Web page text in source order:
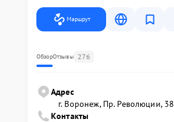
Маршрут
ОбзорОтзывы 276
Адрес
г. Воронеж, Пр. Революции, 38
Контакты